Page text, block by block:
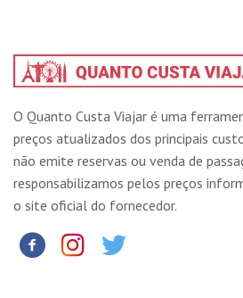
O Quanto Custa Viajar é uma
preços atualizados dos principais
não emite reservas ou venda de
responsabilizamos pelos preços
o site oficial do fornecedor.